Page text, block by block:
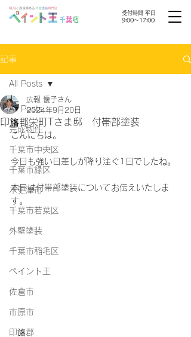
受付時間 平日
9:00〜17:00
記事
All Posts
完成物件
千葉市中央区
千葉市緑区
木更津市
千葉市若葉区
外壁塗装
千葉市稲毛区
ペイント王
佐倉市
市原市
印旛郡
All Posts
印旛郡栄町Tさま邸 付帯部塗装
広報 優子さん
2024年9月20日
こんにちは。
今日も強い日差しが降り注ぐ1日でしたね。
本日は付帯部塗装についてお伝えいたしま
す。